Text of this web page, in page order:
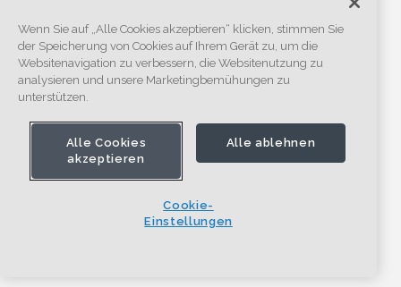
Wenn Sie auf „Alle Cookies akzeptieren“ klicken, stimmen Sie
der Speicherung von Cookies auf Ihrem Gerät zu, um die
Websitenavigation zu verbessern, die Websitenutzung zu
analysieren und unsere Marketingbemühungen zu
unterstützen.
Alle Cookies
akzeptieren
Alle ablehnen
Cookie-
Einstellungen